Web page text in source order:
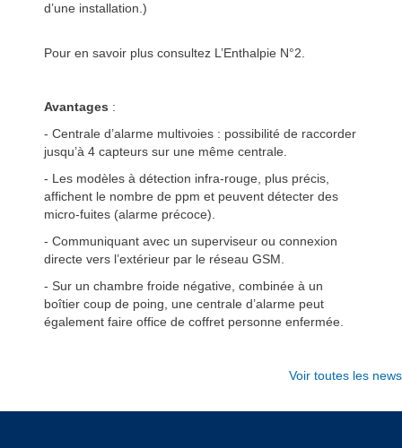
d’une installation.)
Pour en savoir plus consultez L’Enthalpie N°2.
Avantages :
- Centrale d’alarme multivoies : possibilité de raccorder
jusqu’à 4 capteurs sur une même centrale.
- Les modèles à détection infra-rouge, plus précis,
affichent le nombre de ppm et peuvent détecter des
micro-fuites (alarme précoce).
- Communiquant avec un superviseur ou connexion
directe vers l’extérieur par le réseau GSM.
- Sur un chambre froide négative, combinée à un
boîtier coup de poing, une centrale d’alarme peut
également faire office de coffret personne enfermée.
Voir toutes les news